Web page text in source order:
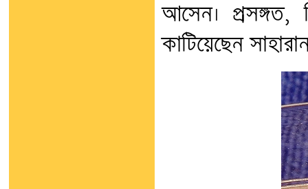
আসেন। প্রসঙ্গত,
কাটিয়েছেন